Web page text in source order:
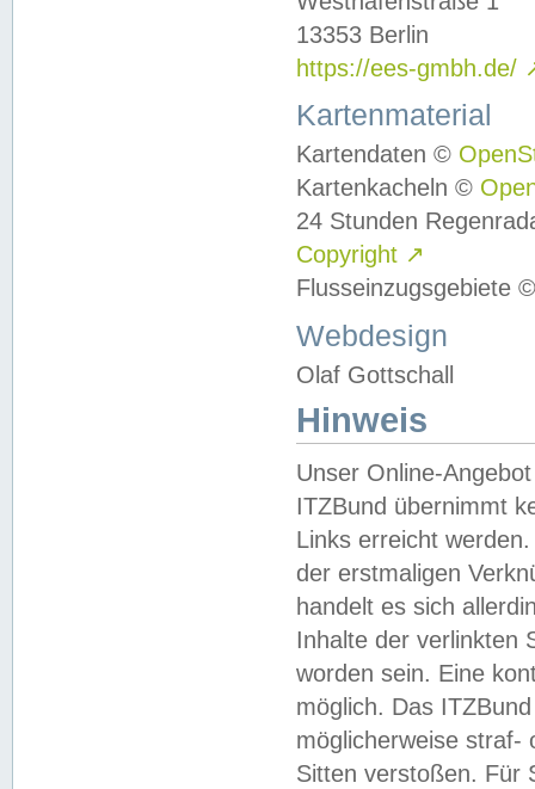
13353 Berlin
https://ees-gmbh.de/
Kartenmaterial
Kartendaten ©
Kartenkacheln ©
24 Stunden
Copyright ↗
Flusseinzugsgebiete
Webdesign
Olaf Gottschall
Hinweis
Unser Online-
ITZBund übernimmt
Links erreicht
der erstmaligen
handelt es sich
Inhalte der verlinkten
worden sein. Eine
möglich. Das
möglicherweise straf-
Sitten verstoßen. Für